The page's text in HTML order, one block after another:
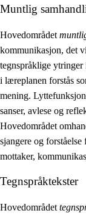
Muntlig
Hovedområdet
kommunikasjon, det
tegnspråklige
i læreplanen forstås
mening.
sanser, avlese og
Hovedområdet
sjangere og
mottaker,
Tegnspråktekster
Hovedområdet